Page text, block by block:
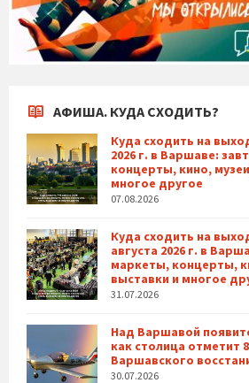
АФИША. КУДА СХОДИТЬ?
Куда сходить на
2026 г. в Варшаве:
концерты, кино,
многое другое
07.08.2026
Куда сходить на
августа 2026 г. в
маркеты, концерты,
выставки и многое
31.07.2026
Над Варшавой
как столица отметит
Варшавского
30.07.2026